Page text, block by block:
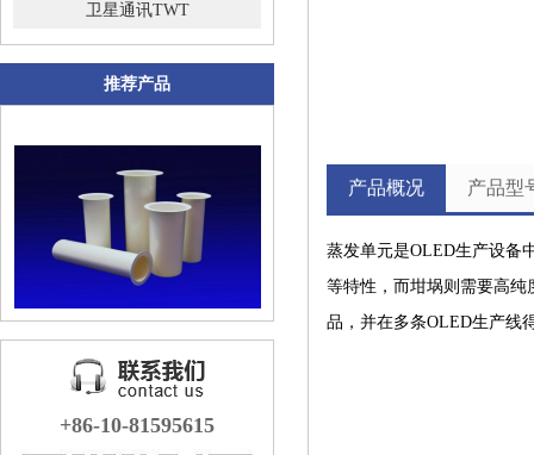
卫星通讯TWT
推荐产品
+86-10-81595615
产品概况 产品型
蒸发单元是OLED生产设备
等特性，而坩埚则需要高
品，并在多条OLED生产线